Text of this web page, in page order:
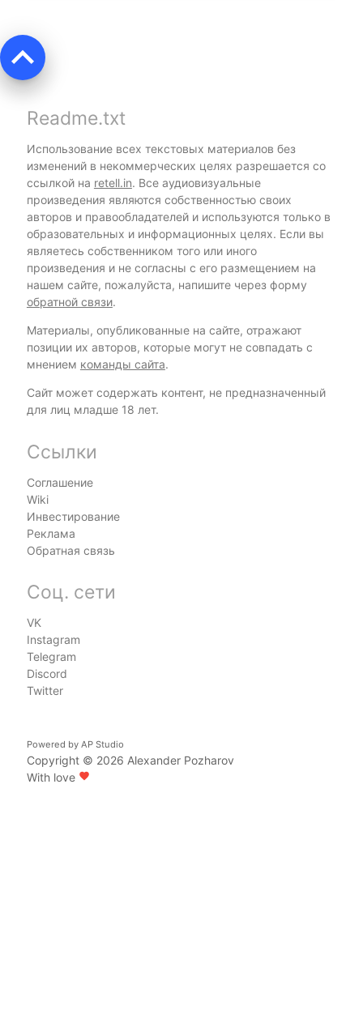
keyboard_arrow_up
Readme.txt
Использование всех текстовых материалов без
изменений в некоммерческих целях разрешается со
ссылкой на retell.in. Все аудиовизуальные
произведения являются собственностью своих
авторов и правообладателей и используются только в
образовательных и информационных целях. Если вы
являетесь собственником того или иного
произведения и не согласны с его размещением на
нашем сайте, пожалуйста, напишите через форму
обратной связи.
Материалы, опубликованные на сайте, отражают
позиции их авторов, которые могут не совпадать с
мнением команды сайта.
Сайт может содержать контент, не предназначенный
для лиц младше 18 лет.
Ссылки
Соглашение
Wiki
Инвестирование
Реклама
Обратная связь
Соц. сети
VK
Instagram
Telegram
Discord
Twitter
Powered by AP Studio
Copyright © 2026 Alexander Pozharov
With love favorite